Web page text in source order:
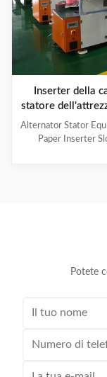
Inserter della
statore
Alternator Stator
Paper Inserter
as paper feeding,
Potete